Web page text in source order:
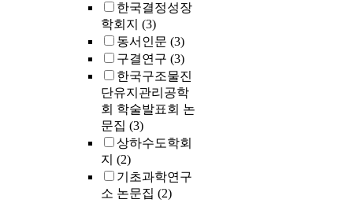
한국결정성장
학회지 (3)
동서인문 (3)
구결연구 (3)
한국구조물진
단유지관리공학
회 학술발표회 논
문집 (3)
상하수도학회
지 (2)
기초과학연구
소 논문집 (2)